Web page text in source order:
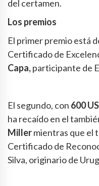
del certamen.
Los premios
El primer premio está
Certificado de
Capa,participante de
El segundo, con 600
ha recaído en el
Millermientras que el
Certificado de
Silva, originario de